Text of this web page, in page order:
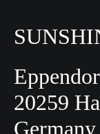
20259
Germany